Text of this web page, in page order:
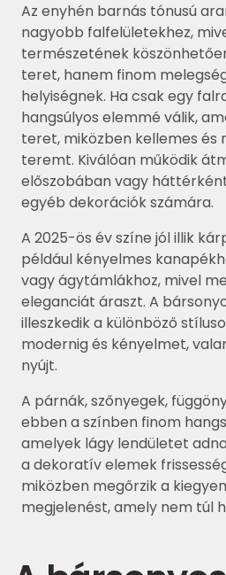
Az enyhén barnás tónusú
nagyobb falfelületekhez,
természetének
teret, hanem finom
helyiségnek. Ha csak egy
hangsúlyos elemmé válik,
teret, miközben kellemes
teremt. Kiválóan működik
előszobában vagy
egyéb dekorációk számára.
A 2025-ös év színe jól illik
például kényelmes
vagy ágytámlákhoz, mivel
eleganciát áraszt. A
illeszkedik a különböző
modernig és kényelmet,
nyújt.
A párnák, szőnyegek,
ebben a színben finom
amelyek lágy lendületet
a dekoratív elemek
miközben megőrzik a
megjelenést, amely nem túl